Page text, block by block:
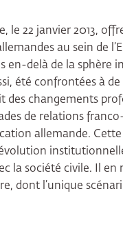
le 22 janvier 2013,
au sein de
en-delà de la sphère
été confrontées à
des changements
de relations
allemande.
la société civile. Il en
dont l’unique